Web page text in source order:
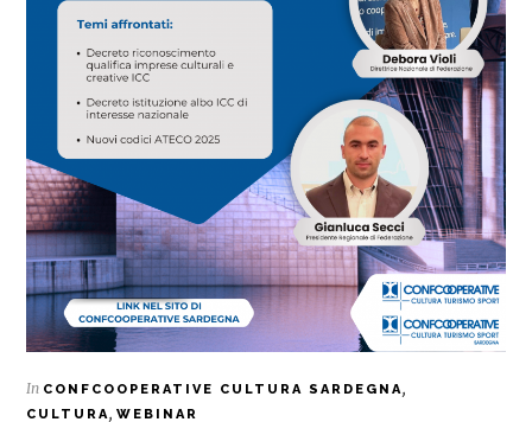
In CONFCOOPERATIVE CULTURA SARDEGNA,
CULTURA,WEBINAR